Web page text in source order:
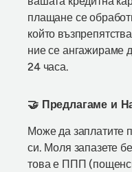
плащане се
който
ние се ангажираме
24 часа.
🤝 Предлагаме и
Може да заплатите
си. Моля запазете
това е ППП